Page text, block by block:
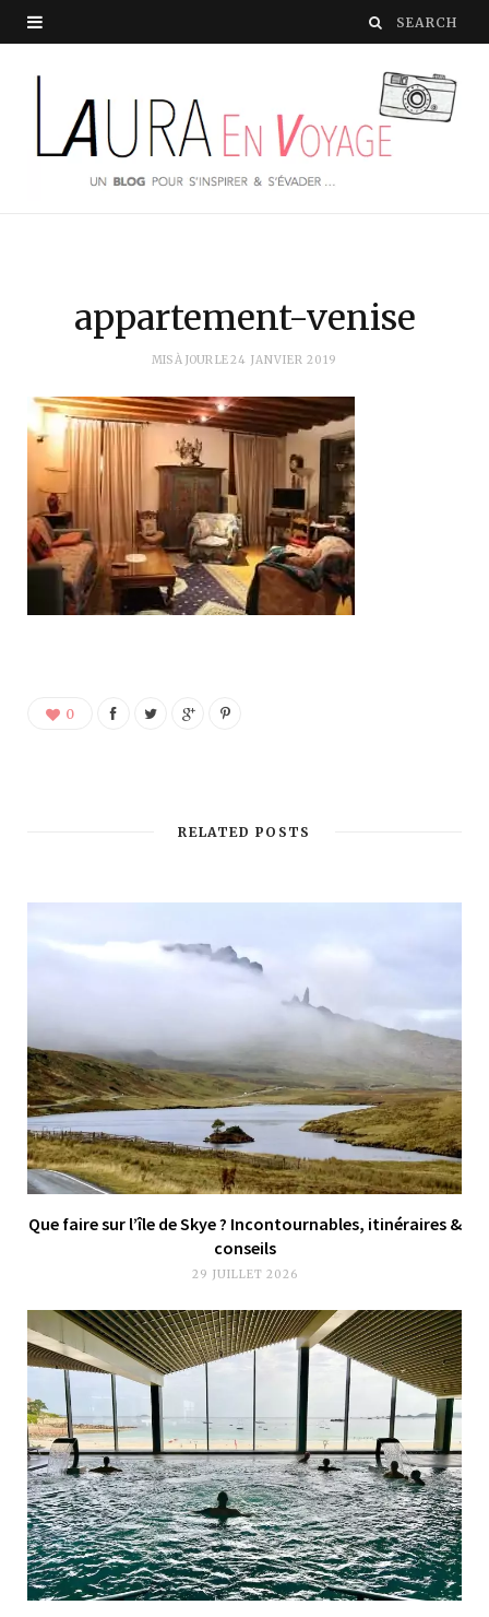
appartement-venise
MIS À JOUR LE24 JANVIER 2019
0
RELATED POSTS
Que faire sur l’île de Skye ? Incontournables, itinéraires &
conseils
29 JUILLET 2026